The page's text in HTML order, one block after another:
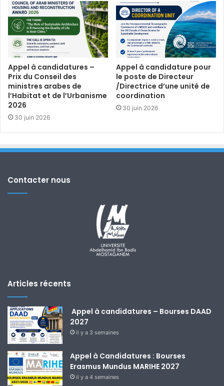
Appel à candidatures –
Prix du Conseil des
ministres arabes de
l’Habitat et de l’Urbanisme
2026
30 juin 2026
Appel à candidature pour
le poste de Directeur
/Directrice d’une unité de
coordination
30 juin 2026
Contacter nous
Articles récents
Appel à candidatures – Bourses DAAD
2027
il y a 3 semaines
Appel à Candidatures : Bourses
Erasmus Mundus MARIHE 2027
il y a 4 semaines